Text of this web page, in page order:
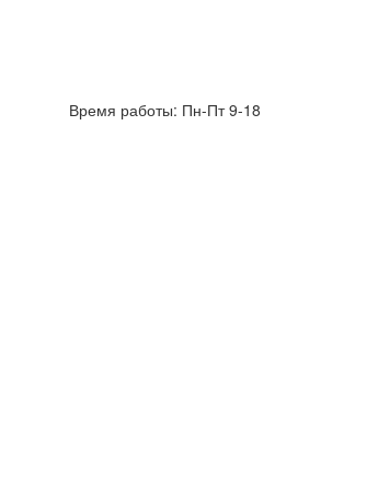
Время работы: Пн-Пт 9-18